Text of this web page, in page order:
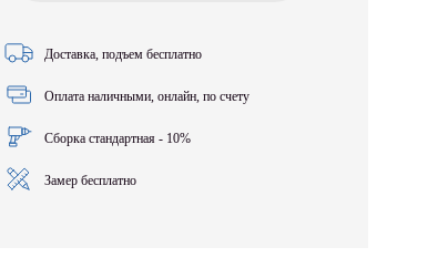
Доставка, подъем бесплатно
Оплата наличными, онлайн, по счету
Сборка стандартная - 10%
Замер бесплатно